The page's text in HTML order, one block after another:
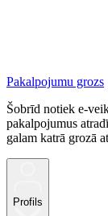
Pakalpojumu grozs
Šobrīd notiek e-
pakalpojumus
galam katrā grozā
Profils